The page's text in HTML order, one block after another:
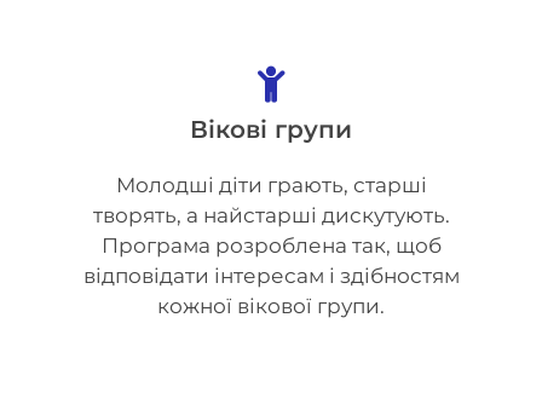
Вікові групи
Молодші діти грають, старші
творять, а найстарші дискутують.
Програма розроблена так, щоб
відповідати інтересам і здібностям
кожної вікової групи.